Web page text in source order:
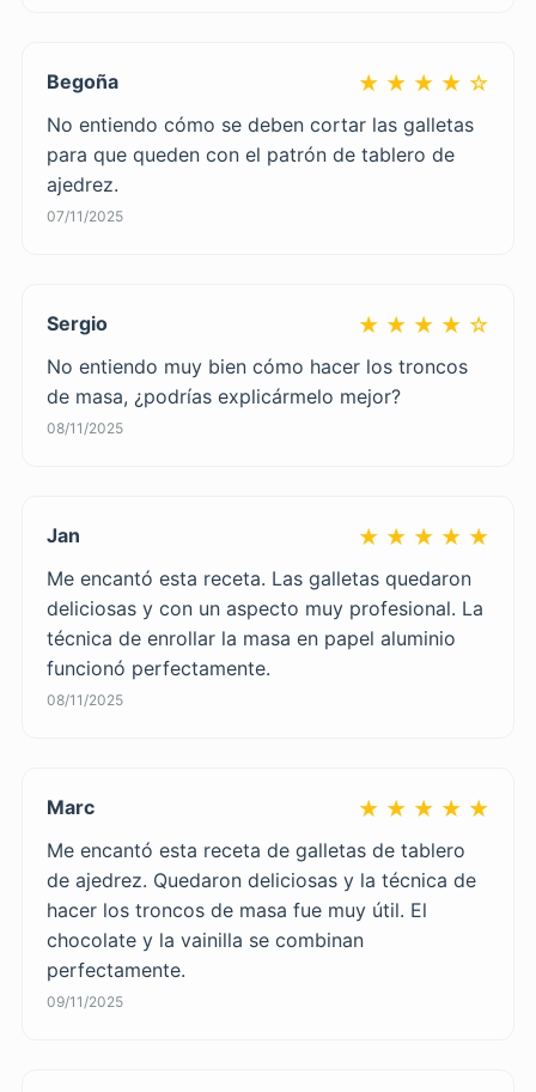
Begoña ★ ★ ★ ★ ☆
No entiendo cómo se deben cortar las galletas
para que queden con el patrón de tablero de
ajedrez.
07/11/2025
Sergio ★ ★ ★ ★ ☆
No entiendo muy bien cómo hacer los troncos
de masa, ¿podrías explicármelo mejor?
08/11/2025
Jan ★ ★ ★ ★ ★
Me encantó esta receta. Las galletas quedaron
deliciosas y con un aspecto muy profesional. La
técnica de enrollar la masa en papel aluminio
funcionó perfectamente.
08/11/2025
Marc ★ ★ ★ ★ ★
Me encantó esta receta de galletas de tablero
de ajedrez. Quedaron deliciosas y la técnica de
hacer los troncos de masa fue muy útil. El
chocolate y la vainilla se combinan
perfectamente.
09/11/2025